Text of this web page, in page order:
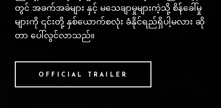
တွင် အခက်အခဲများ နှင့် မသေချာမှုများကဲ့သို့ စိန်ခေါ်မှု
များကို ၎င်းတို့ နှစ်ယောက်စလုံး ခံနိုင်ရည်ရှိပါ့မလား ဆို
တာ ပေါ်လွင်လာသည်။
OFFICIAL TRAILER